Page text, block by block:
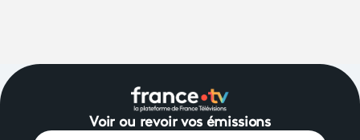
Voir ou revoir vos émissions